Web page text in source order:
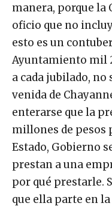
manera, porque la
oficio que no
esto es un
Ayuntamiento mil
a cada jubilado,
venida de
enterarse que la
millones de pesos
Estado, Gobierno
prestan a una
por qué prestarle.
que ella parte en